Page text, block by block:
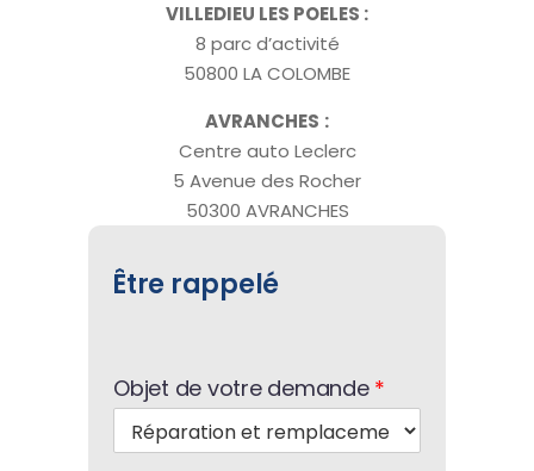
VILLEDIEU LES POELES :
8 parc d’activité
50800 LA COLOMBE
AVRANCHES :
Centre auto Leclerc
5 Avenue des Rocher
50300 AVRANCHES
Être rappelé
Objet de votre demande *